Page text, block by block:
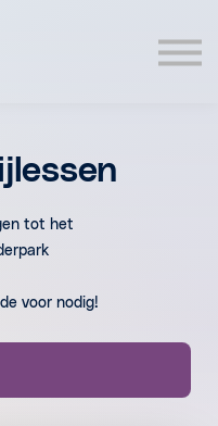
tot het
voor nodig!